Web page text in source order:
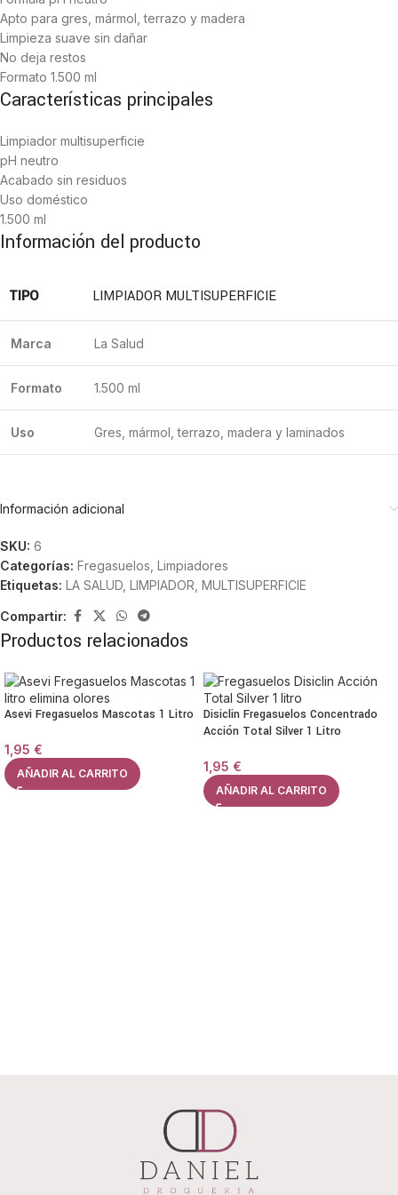
Apto para gres, mármol, terrazo y madera
Limpieza suave sin dañar
No deja restos
Formato 1.500 ml
Características principales
Limpiador multisuperficie
pH neutro
Acabado sin residuos
Uso doméstico
1.500 ml
Información del producto
TIPO LIMPIADOR MULTISUPERFICIE
Marca La Salud
Formato 1.500 ml
Uso Gres, mármol, terrazo, madera y laminados
Información adicional
SKU: 6
Categorías: Fregasuelos Limpiadores
Etiquetas: LA SALUD LIMPIADOR MULTISUPERFICIE
Compartir:
Productos relacionados
Asevi Fregasuelos Mascotas 1 Litro
1,95 €
AÑADIR AL CARRITO
Disiclin Fregasuelos Concentrado
Acción Total Silver 1 Litro
1,95 €
AÑADIR AL CARRITO